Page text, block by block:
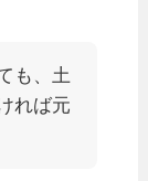
も、土
れば元